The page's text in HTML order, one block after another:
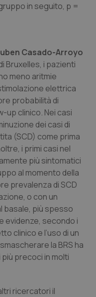
neurodegenerative
in seguito, p =
Casado-Arroyo
Bruxelles, i pazienti
meno aritmie
elettrica
probabilità di
up clinico. Nei casi
dei casi di
(SCD) come prima
i primi casi nel
più sintomatici
al momento della
prevalenza di SCD
o con un
basale, più spesso
evidenze, secondo i
clinico e l’uso di un
la BRS ha
precoci in molti
ricercatori il